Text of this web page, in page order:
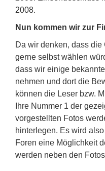
2008.
Nun kommen wir zur
Da wir denken, dass
gerne selbst wählen
dass wir einige
nehmen und dort die
können die Leser bzw.
Ihre Nummer 1 der
vorgestellten Fotos
hinterlegen. Es wird
Foren eine Möglichkeit
werden neben den